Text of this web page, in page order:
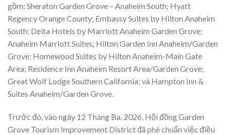
gồm: Sheraton Garden Grove – Anaheim South; Hyatt
Regency Orange County; Embassy Suites by Hilton Anaheim
South; Delta Hotels by Marriott Anaheim Garden Grove;
Anaheim Marriott Suites; Hilton Garden Inn Anaheim/Garden
Grove; Homewood Suites by Hilton Anaheim-Main Gate
Area; Residence Inn Anaheim Resort Area/Garden Grove;
Great Wolf Lodge Southern California; và Hampton Inn &
Suites Anaheim/Garden Grove.
Trước đó, vào ngày 12 Tháng Ba, 2026, Hội đồng Garden
Grove Tourism Improvement District đã phê chuẩn việc điều